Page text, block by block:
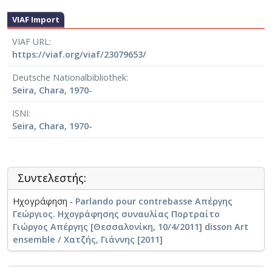
βιόλες στην Ορχήστρα της Ελληνικής Ραδιοφωνίας
και την Ορχήστρα των Χρωμάτων. Την ίδια θέση
Θεσσαλονίκης.
Την περίοδο 2002-2007 συμμετείχε στο Νέο Εληνικό
Κουαρτέτο και από το 2010 είναι μέλος του συνόλου
VIAF Import
VIAF URL
https://viaf.org/viaf/23079653/
Deutsche Nationalbibliothek
Seira, Chara, 1970-
ISNI
Seira, Chara, 1970-
Συντελεστής:
Ηχογράφηση - Parlando pour contrebasse Απέργης
Γεώργιος. Ηχογράφησης συναυλίας Πορτραίτο
Γιώργος Απέργης [Θεσσαλονίκη, 10/4/2011] disson Art
ensemble / Χατζής, Γιάννης [2011]